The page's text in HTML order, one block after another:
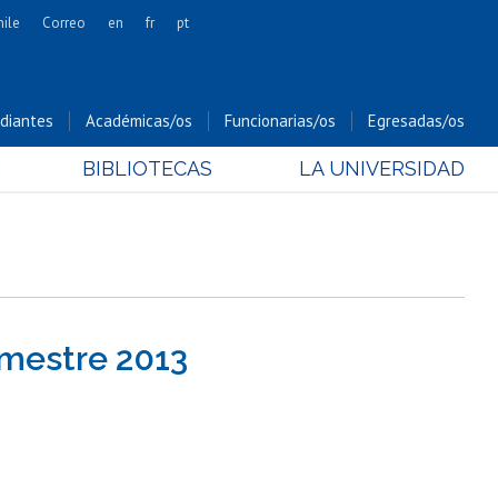
Cs. Forestales y Conservación
Cs. Sociales
Estudios Internacionales
Correo en fr pt
Académicas/os Funcionarias/os Egresadas/os
BIBLIOTECAS LA UNIVERSIDAD
2013